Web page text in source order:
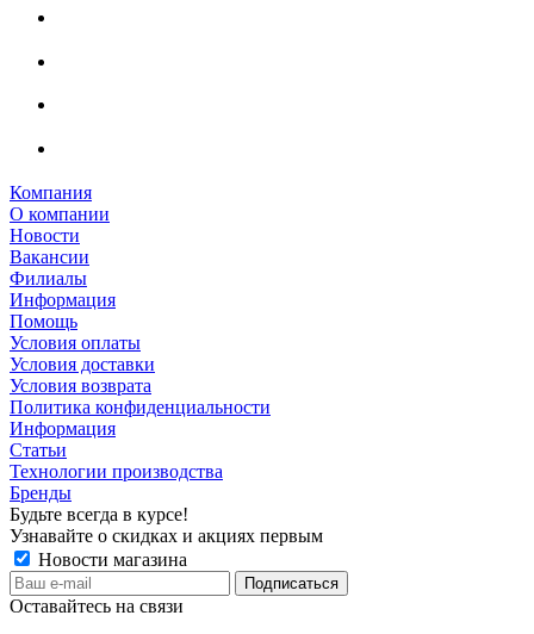
Компания
О компании
Новости
Вакансии
Филиалы
Информация
Помощь
Условия оплаты
Условия доставки
Условия возврата
Политика конфиденциальности
Информация
Статьи
Технологии производства
Бренды
Будьте всегда в курсе!
Узнавайте о скидках и акциях первым
Новости магазина
Оставайтесь на связи